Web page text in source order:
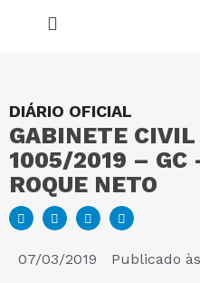
DIÁRIO OFICIAL
GABINETE
1005/2019 – GC
ROQUE NETO
07/03/2019 Publicado às
MAPA DO SITE
PORTAL DA